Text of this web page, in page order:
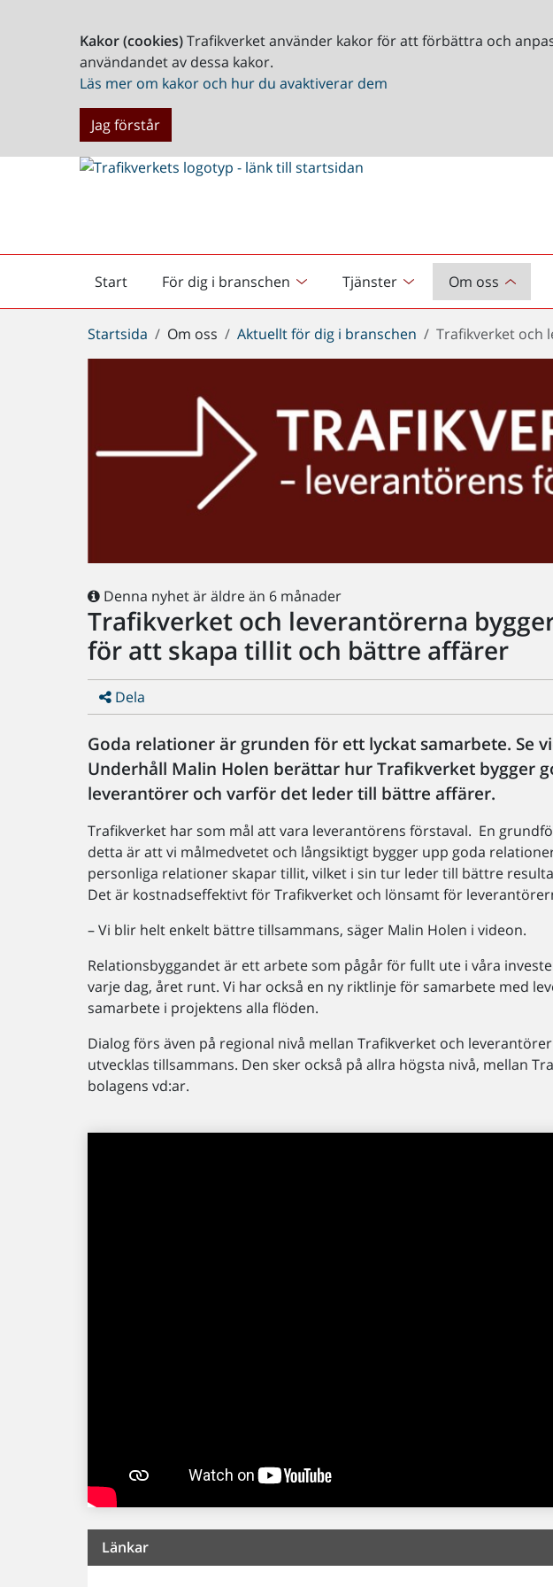
Kakor (cookies)Trafikverket använder kakor för att förbättra och
användandet av dessa kakor.
Läs mer om kakor och hur du avaktiverar dem
Jag förstår
Start
Startsida För dig i branschen Tjänster Om oss
Du
är
Startsida Om oss Aktuellt för dig i branschen Trafikverket och
Denna nyhet är äldre än 6 månader
Trafikverket och leverantörerna
för att skapa tillit och bättre affärer
Dela
Goda relationer är grunden för ett lyckat samarbete. Se
Underhåll Malin Holen berättar hur Trafikverket bygger
leverantörer och varför det leder till bättre affärer.
Trafikverket har som mål att vara leverantörens förstaval. En
detta är att vi målmedvetet och långsiktigt bygger upp goda
personliga relationer skapar tillit, vilket i sin tur leder till bättre
Det är kostnadseffektivt för Trafikverket och lönsamt för
– Vi blir helt enkelt bättre tillsammans, säger Malin Holen i videon.
Relationsbyggandet är ett arbete som pågår för fullt ute i våra
varje dag, året runt. Vi har också en ny riktlinje för samarbete med
samarbete i projektens alla flöden.
Dialog förs även på regional nivå mellan Trafikverket och
utvecklas tillsammans. Den sker också på allra högsta nivå, mellan
bolagens vd:ar.
Länkar